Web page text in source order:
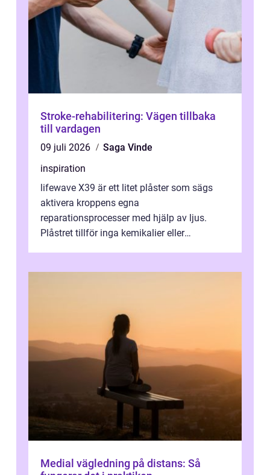
Stroke-rehabilitering: Vägen tillbaka
till vardagen
09 juli 2026
Saga Vinde
inspiration
lifewave X39 är ett litet plåster som sägs
aktivera kroppens egna
reparationsprocesser med hjälp av ljus.
Plåstret tillför inga kemikalier eller
Medial vägledning på distans: Så